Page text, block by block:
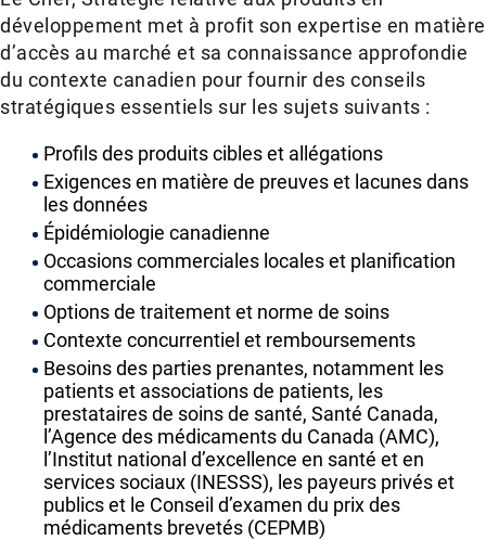
développement met à profit son expertise en matière
d’accès au marché et sa connaissance approfondie
du contexte canadien pour fournir des conseils
stratégiques essentiels sur les sujets suivants :
Profils des produits cibles et allégations
Exigences en matière de preuves et lacunes dans
les données
Épidémiologie canadienne
Occasions commerciales locales et planification
commerciale
Options de traitement et norme de soins
Contexte concurrentiel et remboursements
Besoins des parties prenantes, notamment les
patients et associations de patients, les
prestataires de soins de santé, Santé Canada,
l’Agence des médicaments du Canada (AMC),
l’Institut national d’excellence en santé et en
services sociaux (INESSS), les payeurs privés et
publics et le Conseil d’examen du prix des
médicaments brevetés (CEPMB)